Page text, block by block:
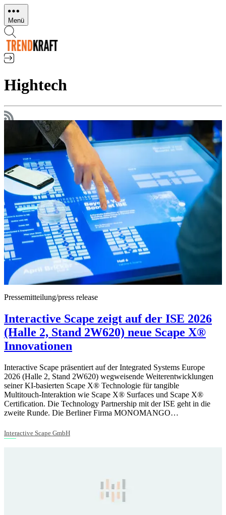
Direkt
zum
Inhalt
Menü
Hightech
Pressemitteilung/press release
Interactive Scape zeigt auf der ISE 2026
(Halle 2, Stand 2W620) neue Scape X®
Innovationen
Interactive Scape präsentiert auf der Integrated Systems Europe
2026 (Halle 2, Stand 2W620) wegweisende Weiterentwicklungen
seiner KI-basierten Scape X® Technologie für tangible
Multitouch‑Interaktion wie Scape X® Surfaces und Scape X®
Certification. Die Technology Partnership mit der ISE geht in die
zweite Runde. Die Berliner Firma MONOMANGO…
Interactive Scape GmbH